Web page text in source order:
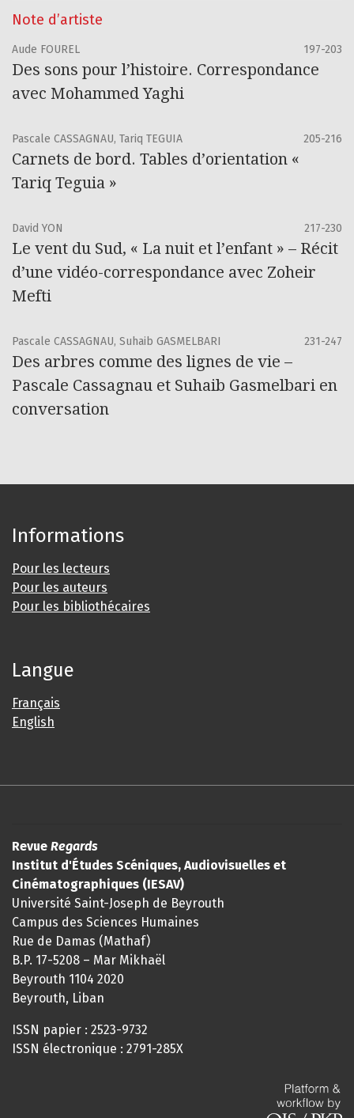
Note d’artiste
Aude FOUREL 197-203
Des sons pour l’histoire. Correspondance
avec Mohammed Yaghi
Pascale CASSAGNAU, Tariq TEGUIA 205-216
Carnets de bord. Tables d’orientation «
Tariq Teguia »
David YON 217-230
Le vent du Sud, « La nuit et l’enfant » – Récit
d’une vidéo-correspondance avec Zoheir
Mefti
Pascale CASSAGNAU, Suhaib GASMELBARI 231-247
Des arbres comme des lignes de vie –
Pascale Cassagnau et Suhaib Gasmelbari en
conversation
Informations
Pour les lecteurs
Pour les auteurs
Pour les bibliothécaires
Langue
Français
English
Revue Regards
Institut d'Études Scéniques, Audiovisuelles et
Cinématographiques (IESAV)
Université Saint-Joseph de Beyrouth
Campus des Sciences Humaines
Rue de Damas (Mathaf)
B.P. 17-5208 – Mar Mikhaël
Beyrouth 1104 2020
Beyrouth, Liban
ISSN papier : 2523-9732
ISSN électronique : 2791-285X